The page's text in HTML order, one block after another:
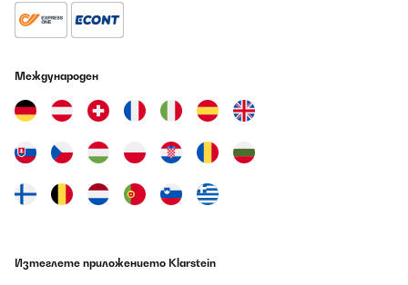
Международен
Изтеглете приложението Klarstein